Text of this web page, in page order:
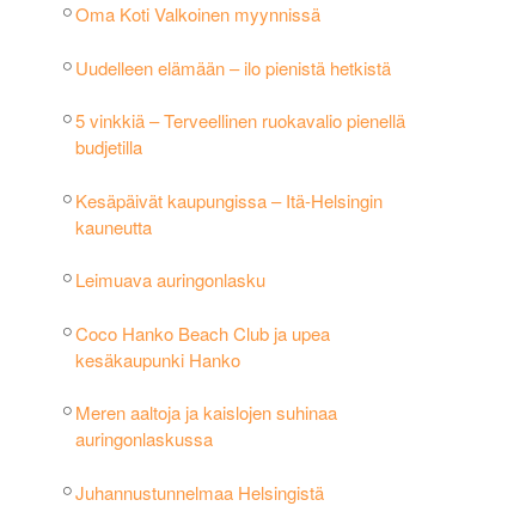
Oma Koti Valkoinen myynnissä
Uudelleen elämään – ilo pienistä hetkistä
5 vinkkiä – Terveellinen ruokavalio pienellä
budjetilla
Kesäpäivät kaupungissa – Itä-Helsingin
kauneutta
Leimuava auringonlasku
Coco Hanko Beach Club ja upea
kesäkaupunki Hanko
Meren aaltoja ja kaislojen suhinaa
auringonlaskussa
Juhannustunnelmaa Helsingistä